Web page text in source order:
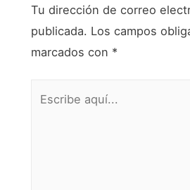
Tu dirección de correo
publicada. Los campos
marcados con *